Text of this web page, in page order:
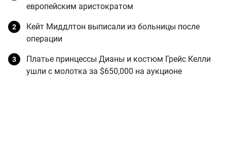
европейским аристократом
Кейт Миддлтон выписали из больницы после
операции
Платье принцессы Дианы и костюм Грейс Келли
ушли с молотка за $650,000 на аукционе